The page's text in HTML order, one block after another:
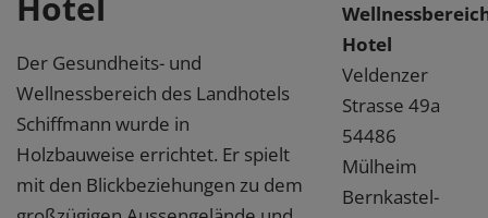
Der Gesundheits- und
Wellnessbereich des Landhotels
Schiffmann wurde in
Holzbauweise errichtet. Er spielt
mit den Blickbeziehungen zu dem
Hotel
Veldenzer
Strasse 49a
54486
Mülheim
Bernkastel-